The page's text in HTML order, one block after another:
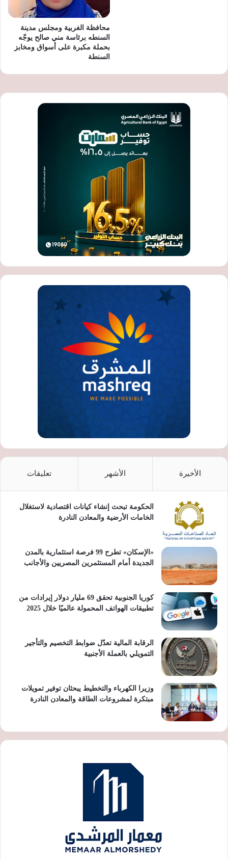
محافظة الغربية ومجلس مدينة
السنطه برئاسة مني صالح يوجّه
بحملة مكبرة على أسواق ومخابز
السنطة
الأخيرة الأشهر تعليقات
الحكومة تبحث إنشاء كيانات اقتصادية لاستغلال
الخامات الأرضية والمعادن النادرة
«الإسكان» تطرح 99 فرصة استثمارية بالمدن
الجديدة أمام المستثمرين المصريين والأجانب
كوريا الجنوبية تحقق 69 مليار دولار إيرادات من
تطبيقات الهواتف المحمولة عالميًا خلال 2025
الرقابة المالية تعدّل ضوابط التخصيم والتأجير
التمويلي بالعملة الأجنبية
وزيرا الكهرباء والتخطيط يبحثان توفير تمويلات
مبتكرة لمشروعات الطاقة والمعادن النادرة